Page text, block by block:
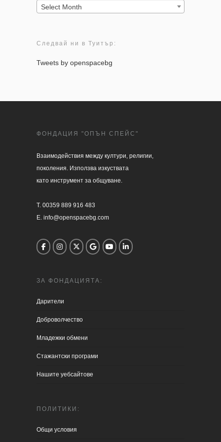
Архив:
Select Month
Следвай ни в Туитър:
Tweets by openspacebg
ФОНДАЦИЯ "ОПЪН СПЕЙС"
Взаимодействия между култури, религии,
поколения. Използва изкуствата
като инструмент за общуване.
T. 00359 889 916 483
E. info@openspacebg.com
ЗА ФОНДАЦИЯТА:
Дарители
Доброволчество
Младежки обмени
Стажантски програми
Нашите уебсайтове
ПОЛИТИКИ:
Общи условия